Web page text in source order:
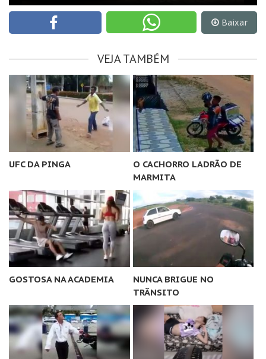
Baixar
VEJA TAMBÉM
UFC DA PINGA
O CACHORRO LADRÃO DE
MARMITA
GOSTOSA NA ACADEMIA
NUNCA BRIGUE NO
TRÂNSITO